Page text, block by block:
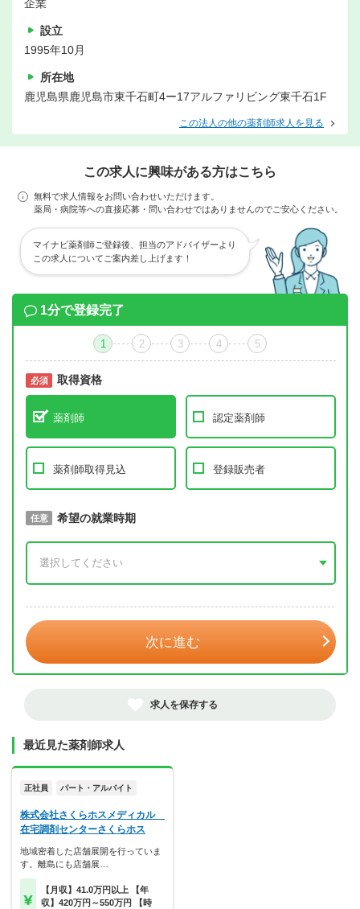
企業
設立
1995年10月
所在地
鹿児島県鹿児島市東千石町4ー17アルファリビング東千石1F
この法人の他の薬剤師求人を見る
この求人に興味がある方はこちら
無料で求人情報をお問い合わせいただけます。
薬局・病院等への直接応募・問い合わせではありませんのでご安心ください。
マイナビ薬剤師ご登録後、担当のアドバイザーより
この求人についてご案内差し上げます！
1分で登録完了
1 2 3 4 5
必須 取得資格
薬剤師 認定薬剤師
薬剤師取得見込 登録販売者
必須 取得予定年
任意 希望の就業時期
次に進む
求人を保存する
最近見た薬剤師求人
正社員 パート・アルバイト
株式会社さくらホスメディカル
在宅調剤センターさくらホス
地域密着した店舗展開を行っていま
す。離島にも店舗展…
【月収】41.0万円以上 【年
収】420万円～550万円 【時